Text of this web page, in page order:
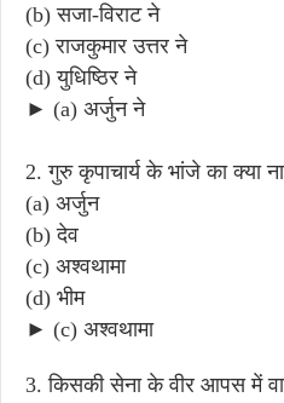
(b) सजा-विराट ने
(c) राजकुमार उत्तर ने
(d) युधिष्ठिर ने
► (a) अर्जुन ने
2. गुरु कृपाचार्य के भांजे का क्या
(a) अर्जुन
(b) देव
(c) अश्वथामा
(d) भीम
► (c) अश्वथामा
3. किसकी सेना के वीर आपस में